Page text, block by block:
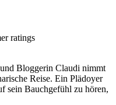
ratings
Bloggerin Claudi nimmt
Reise. Ein Plädoyer
sein Bauchgefühl zu hören,